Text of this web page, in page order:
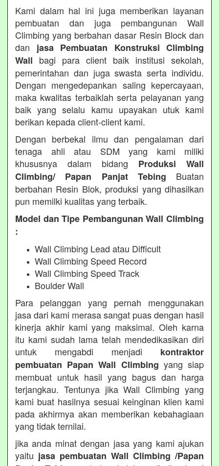
Kami dalam hal ini juga memberikan layanan
pembuatan dan juga pembangunan Wall
Climbing yang berbahan dasar Resin Block dan
dan jasa Pembuatan Konstruksi Climbing
Wall bagi para client baik institusi sekolah,
pemerintahan dan juga swasta serta individu.
Dengan mengedepankan saling kepercayaan,
maka kwalitas terbaiklah serta pelayanan yang
baik yang selalu kamu upayakan utuk kami
berikan kepada client-client kami.
Dengan berbekal ilmu dan pengalaman dari
tenaga ahli atau SDM yang kami miliki
khususnya dalam bidang Produksi Wall
Climbing/ Papan Panjat Tebing Buatan
berbahan Resin Blok, produksi yang dihasilkan
pun memilki kualitas yang terbaik.
Model dan Tipe Pembangunan Wall Climbing
:
Wall Climbing Lead atau Difficult
Wall Climbing Speed Record
Wall Climbing Speed Track
Boulder Wall
Para pelanggan yang pernah menggunakan
jasa dari kami merasa sangat puas dengan hasil
kinerja akhir kami yang maksimal. Oleh karna
itu kami sudah lama telah mendedikasikan diri
untuk mengabdi menjadi kontraktor
pembuatan Papan Wall Climbing yang siap
membuat untuk hasil yang bagus dan harga
terjangkau. Tentunya jika Wall Climbing yang
kami buat hasilnya sesuai keinginan klien kami
pada akhirmya akan memberikan kebahagiaan
yang tidak ternilai.
jika anda minat dengan jasa yang kami ajukan
yaitu jasa pembuatan Wall Climbing /Papan